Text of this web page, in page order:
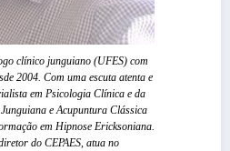
clínico junguiano (UFES) com
2004. Com uma escuta atenta e
em Psicologia Clínica e da
e Acupuntura Clássica
em Hipnose Ericksoniana.
do CEPAES, atua no